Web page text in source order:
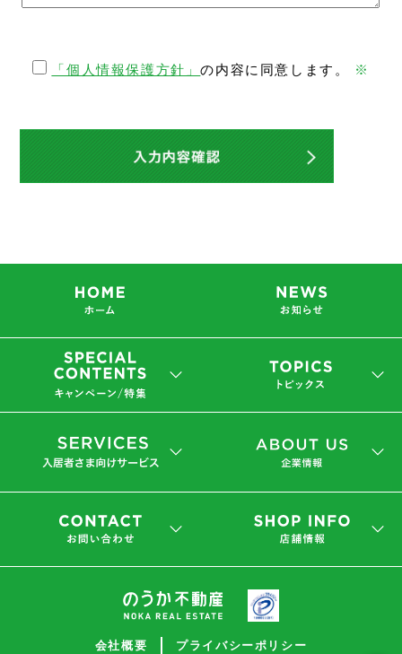
「個人情報保護方針」の内容に同意します。 ※
会社概要 プライバシーポリシー